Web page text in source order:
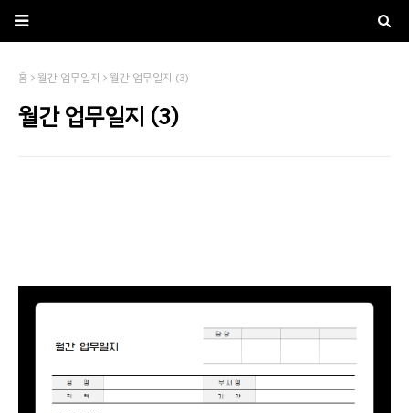
홈 월간 업무일지 월간 업무일지 (3)
월간 업무일지 (3)